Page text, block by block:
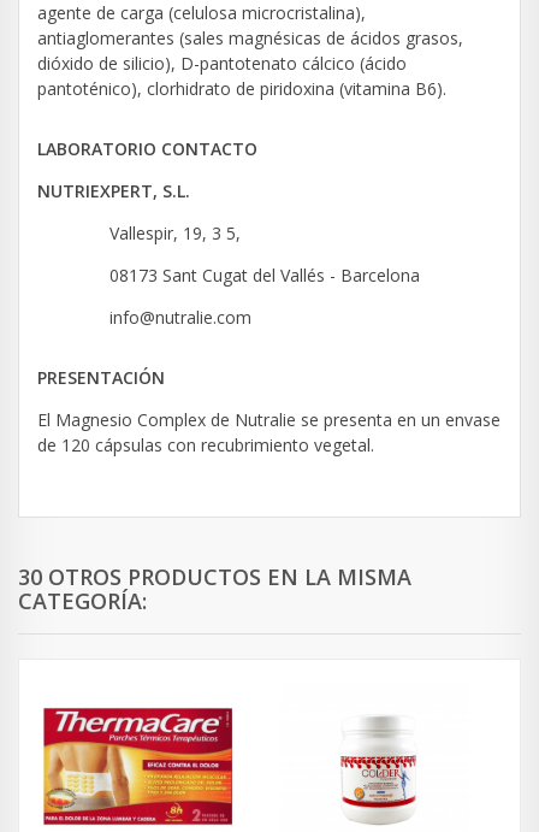
agente de carga (celulosa microcristalina),
antiaglomerantes (sales magnésicas de ácidos grasos,
dióxido de silicio), D-pantotenato cálcico (ácido
pantoténico), clorhidrato de piridoxina (vitamina B6).
LABORATORIO CONTACTO
NUTRIEXPERT, S.L.
Vallespir, 19, 3 5,
08173 Sant Cugat del Vallés - Barcelona
info@nutralie.com
PRESENTACIÓN
El Magnesio Complex de Nutralie se presenta en un envase
de 120 cápsulas con recubrimiento vegetal.
30 OTROS PRODUCTOS EN LA MISMA
CATEGORÍA: